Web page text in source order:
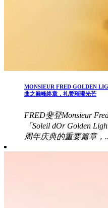
MONSIEUR FRED GOLDEN
曲之巅峰终章，礼赞璀璨光芒
FRED斐登Monsieur
「Soleil dOr Golden
周年庆典的重要篇章，..